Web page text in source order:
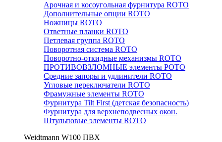
Арочная и косоугольная фурнитура ROTO
Дополнительные опции ROTO
Ножницы ROTO
Ответные планки ROTO
Петлевая группа ROTO
Поворотная система ROTO
Поворотно-откидные механизмы ROTO
ПРОТИВОВЗЛОМНЫЕ элементы РОТО
Средние запоры и удлинители ROTO
Угловые переключатели ROTO
Фрамужные элементы ROTO
Фурнитура Tilt First (детская безопасность)
Фурнитура для верхнеподвесных окон.
Штульповые элементы ROTO
Weidtmann W100 ПВХ